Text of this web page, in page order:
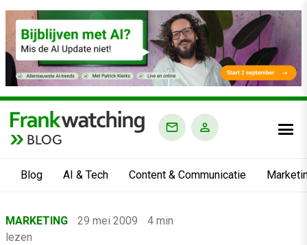
BLOG
Blog AI & Tech Content & Communicatie
›MARKETING 29 mei 2009
4 min
lezen